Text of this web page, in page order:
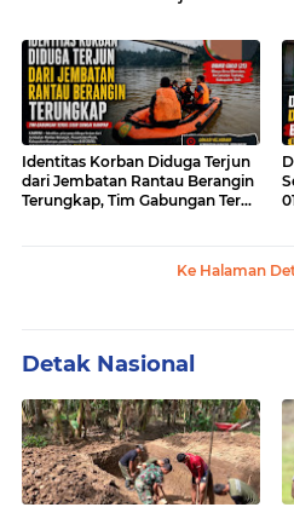
Identitas Korban Diduga Terjun
dari Jembatan Rantau Berangin
Terungkap, Tim Gabungan Terus
Ke Halaman
Detak Nasional